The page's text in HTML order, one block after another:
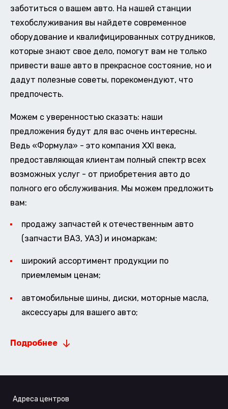
заботиться о вашем авто. На нашей станции
техобслуживания вы найдете современное
оборудование и квалифицированных сотрудников,
которые знают свое дело, помогут вам не только
привести ваше авто в прекрасное состояние, но и
дадут полезные советы, порекомендуют, что
предпочесть.
Можем с уверенностью сказать: наши
предложения будут для вас очень интересны.
Ведь «Формула» - это компания XXI века,
предоставляющая клиентам полный спектр всех
возможных услуг - от приобретения авто до
полного его обслуживания. Мы можем предложить
вам:
продажу запчастей к отечественным авто
(запчасти ВАЗ, УАЗ) и иномаркам;
широкий ассортимент продукции по
приемлемым ценам;
автомобильные шины, диски, моторные масла,
аксессуары для вашего авто;
Подробнее
Адреса центров